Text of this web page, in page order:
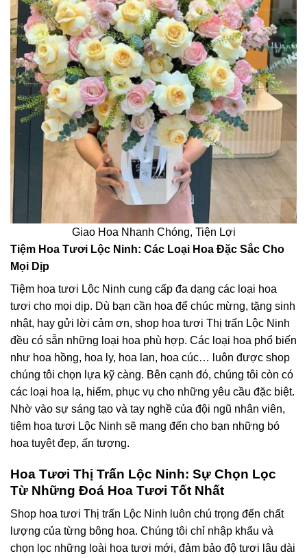
Giao Hoa Nhanh Chóng, Tiện Lợi
Tiệm Hoa Tươi Lộc Ninh: Các Loại Hoa Đặc Sắc Cho
Mọi Dịp
Tiệm hoa tươi Lộc Ninh cung cấp đa dạng các loại hoa
tươi cho mọi dịp. Dù bạn cần hoa để chúc mừng, tặng sinh
nhật, hay gửi lời cảm ơn, shop hoa tươi Thị trấn Lộc Ninh
đều có sẵn những loại hoa phù hợp. Các loại hoa phổ biến
như hoa hồng, hoa ly, hoa lan, hoa cúc… luôn được shop
chúng tôi chọn lựa kỹ càng. Bên cạnh đó, chúng tôi còn có
các loại hoa lạ, hiếm, phục vụ cho những yêu cầu đặc biệt.
Nhờ vào sự sáng tạo và tay nghề của đội ngũ nhân viên,
tiệm hoa tươi Lộc Ninh sẽ mang đến cho bạn những bó
hoa tuyệt đẹp, ấn tượng.
Hoa Tươi Thị Trấn Lộc Ninh: Sự Chọn Lọc
Từ Những Đoá Hoa Tươi Tốt Nhất
Shop hoa tươi Thị trấn Lộc Ninh luôn chú trọng đến chất
lượng của từng bông hoa. Chúng tôi chỉ nhập khẩu và
chọn lọc những loài hoa tươi mới, đảm bảo độ tươi lâu dài